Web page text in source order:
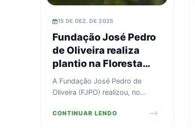
15 DE DEZ. DE 2025
Fundação José Pedro
de Oliveira realiza
plantio na Floresta
Estadual Serra D’água
A Fundação José Pedro de
Oliveira (FJPO) realizou, no
de 2025, uma ação de pl...
CONTINUAR LENDO